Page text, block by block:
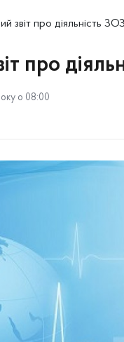
про діяльність ЗОЗ за
про
о 08:00